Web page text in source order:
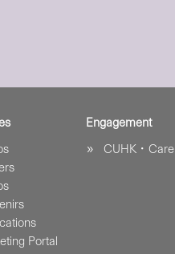
Portal
Engagement
CUHK．Care